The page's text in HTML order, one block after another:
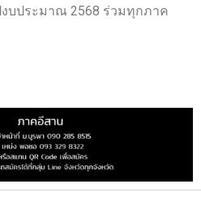
บประมาณ 2568 ร่วมทุกภาค